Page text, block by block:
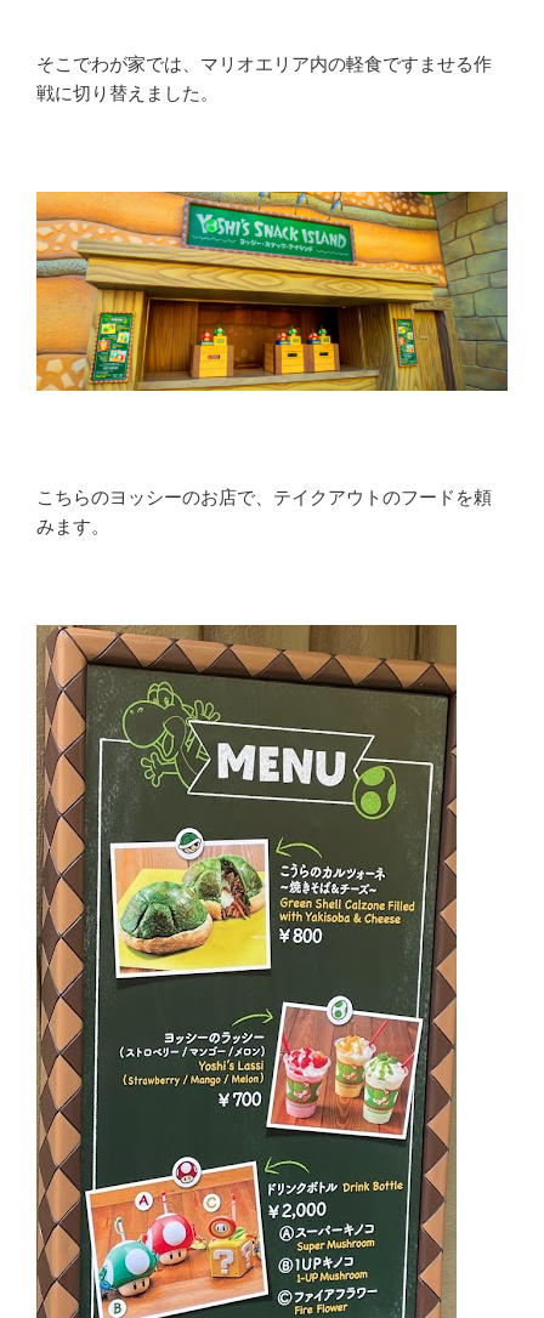
そこでわが家では、マリオエリア内の軽食ですませる作
戦に切り替えました。
こちらのヨッシーのお店で、テイクアウトのフードを頼
みます。